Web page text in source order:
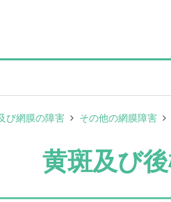
び網膜の障害 その他の網膜障害
黄斑及び